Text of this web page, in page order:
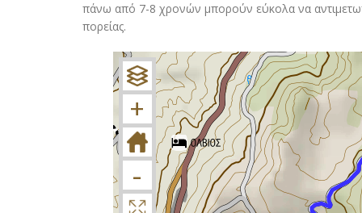
πάνω από 7-8 χρονών μπορούν εύκολα να
πορείας.
+
−
+
-